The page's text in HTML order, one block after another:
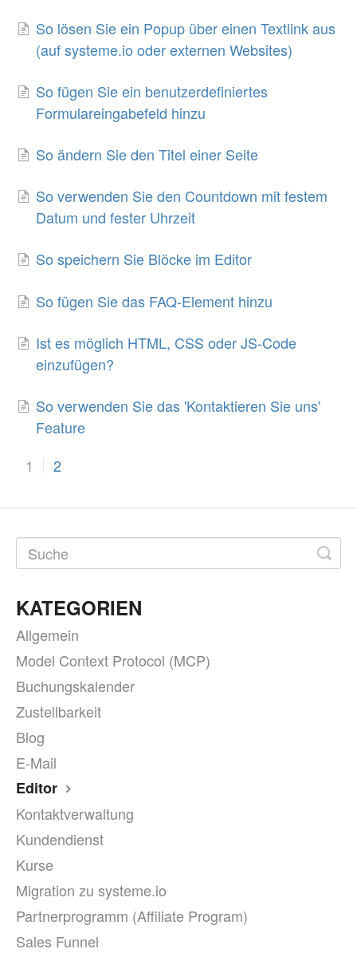
So lösen Sie ein Popup über einen Textlink aus
(auf systeme.io oder externen Websites)
So fügen Sie ein benutzerdefiniertes
Formulareingabefeld hinzu
So ändern Sie den Titel einer Seite
So verwenden Sie den Countdown mit festem
Datum und fester Uhrzeit
So speichern Sie Blöcke im Editor
So fügen Sie das FAQ-Element hinzu
Ist es möglich HTML, CSS oder JS-Code
einzufügen?
So verwenden Sie das 'Kontaktieren Sie uns'
Feature
1
2
KATEGORIEN
Allgemein
Model Context Protocol (MCP)
Buchungskalender
Zustellbarkeit
Blog
E-Mail
Editor
Kontaktverwaltung
Kundendienst
Kurse
Migration zu systeme.io
Partnerprogramm (Affiliate Program)
Sales Funnel